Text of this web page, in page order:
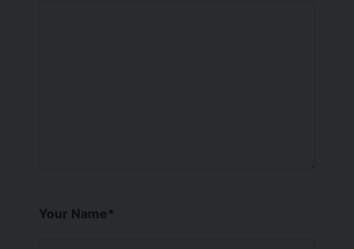
Your Name*